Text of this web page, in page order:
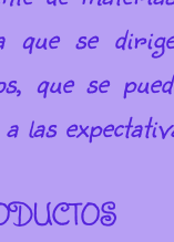
que se
que se
las